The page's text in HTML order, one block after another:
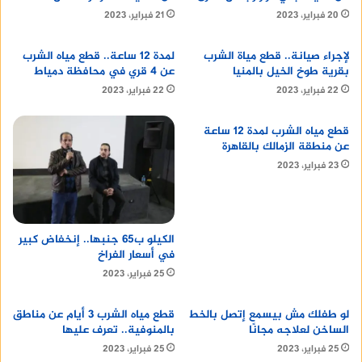
يعتبر ملاذًا آمنًا للمستثمرين في أوقات الأزمات.
تابع :
دار غراب للنشر
نصائح للمستثمرين
يقدم الخبراء عدة نصائح للمستثمرين في الذهب، منها:
التنوع في الاستثمارات: حيث يجب على
المستثمرين عدم الاعتماد على الذهب فقط، بل
المخاطر.
تحديد أهداف الاستثمار: يجب على المستثمرين
20 فبراير، 2023 21 فبراير، 2023
لإجراء صيانة.. قطع مياة الشرب
بقرية طوخ الخيل بالمنيا
22 فبراير، 2023
لمدة 12 ساعة.. قطع مياه الشرب
عن 4 قري في محافظة دمياط
22 فبراير، 2023
قطع مياه الشرب لمدة 12 ساعة
عن منطقة الزمالك بالقاهرة
23 فبراير، 2023
الكيلو ب65 جنبها.. إنخفاض كبير
في أسعار الفراخ
25 فبراير، 2023
لو طفلك مش بيسمع إتصل بالخط
الساخن لعلاجه مجانًا
25 فبراير، 2023
قطع مياه الشرب 3 أيام عن مناطق
بالمنوفية.. تعرف عليها
25 فبراير، 2023